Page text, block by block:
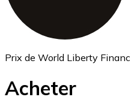
Prix de World Liberty
Acheter